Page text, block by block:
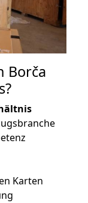
Borča
Karten